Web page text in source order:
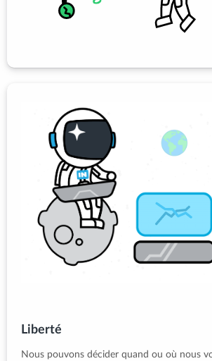
Liberté
Nous pouvons décider quand ou où nous